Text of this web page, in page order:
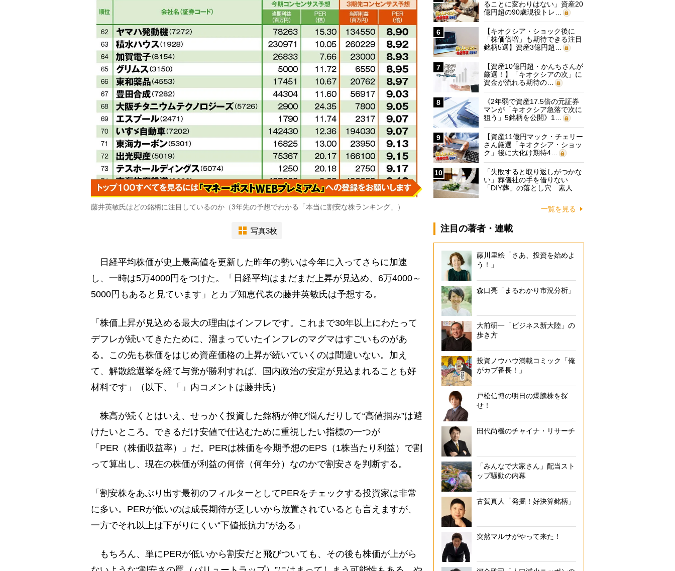
藤井英敏氏はどの銘柄に注目しているのか（3年先の予想でわかる「本当に割安な株ランキング」）
写真3枚
日経平均株価が史上最高値を更新した昨年の勢いは今年に入ってさらに加速
し、一時は5万4000円をつけた。「日経平均はまだまだ上昇が見込め、6万4000～
5000円もあると見ています」とカブ知恵代表の藤井英敏氏は予想する。
「株価上昇が見込める最大の理由はインフレです。これまで30年以上にわたって
デフレが続いてきたために、溜まっていたインフレのマグマはすごいものがあ
る。この先も株価をはじめ資産価格の上昇が続いていくのは間違いない。加え
て、解散総選挙を経て与党が勝利すれば、国内政治の安定が見込まれることも好
材料です」（以下、「」内コメントは藤井氏）
株高が続くとはいえ、せっかく投資した銘柄が伸び悩んだりして“高値掴み”は避
けたいところ。できるだけ安値で仕込むために重視したい指標の一つが
「PER（株価収益率）」だ。PERは株価を今期予想のEPS（1株当たり利益）で割
って算出し、現在の株価が利益の何倍（何年分）なのかで割安さを判断する。
「割安株をあぶり出す最初のフィルターとしてPERをチェックする投資家は非常
に多い。PERが低いのは成長期待が乏しいから放置されているとも言えますが、
一方でそれ以上は下がりにくい“下値抵抗力”がある」
もちろん、単にPERが低いから割安だと飛びついても、その後も株価が上がら
ることに変わりはない」資産20
億円超の90歳現役トレ…
6
【キオクシア・ショック後に
「株価倍増」も期待できる注目
銘柄5選】資産3億円超…
7
【資産10億円超・かんちさんが
厳選！】「キオクシアの次」に
資金が流れる期待の…
8
《2年弱で資産17.5倍の元証券
マンが「キオクシア急落で次に
狙う」5銘柄を公開》1…
9
【資産11億円マック・チェリー
さん厳選「キオクシア・ショッ
ク」後に大化け期待4…
10
「失敗すると取り返しがつかな
い」葬儀社の手を借りない
「DIY葬」の落とし穴 素人
一覧を見る
注目の著者・連載
藤川里絵「さあ、投資を始めよ
う！」
森口亮「まるわかり市況分析」
大前研一「ビジネス新大陸」の
歩き方
投資ノウハウ満載コミック「俺
がカブ番長！」
戸松信博の明日の爆騰株を探
せ！
田代尚機のチャイナ・リサーチ
「みんなで大家さん」配当スト
ップ騒動の内幕
古賀真人「発掘！好決算銘柄」
突然マルサがやって来た！